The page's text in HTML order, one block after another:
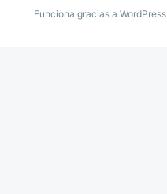
Funciona gracias a WordPress